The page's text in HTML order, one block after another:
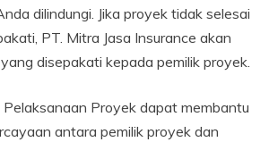
dilindungi. Jika proyek tidak selesai
PT. Mitra Jasa Insurance akan
disepakati kepada pemilik proyek.
Pelaksanaan Proyek dapat membantu
antara pemilik proyek dan